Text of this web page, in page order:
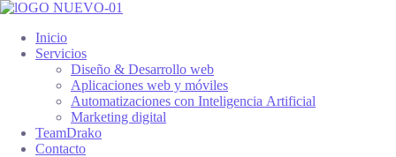
Inicio
Servicios
Diseño & Desarrollo web
Aplicaciones web y móviles
Automatizaciones con Inteligencia Artificial
Marketing digital
TeamDrako
Contacto